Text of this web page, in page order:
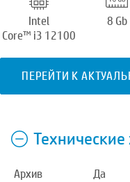
Intel
Core™ i3 12100
8 Gb
ПЕРЕЙТИ К
Архив
Да